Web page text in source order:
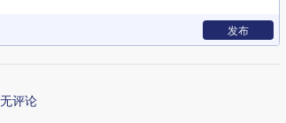
发布
评论